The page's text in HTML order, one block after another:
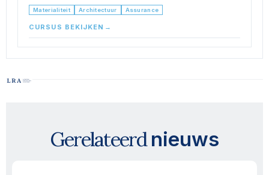
Materialiteit Architectuur Assurance
CURSUS BEKIJKEN →
Gerelateerdnieuws